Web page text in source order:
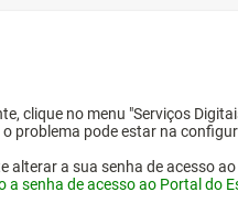
clique no menu "Serviços
problema pode estar na
a sua senha de acesso
a senha de acesso ao Portal do